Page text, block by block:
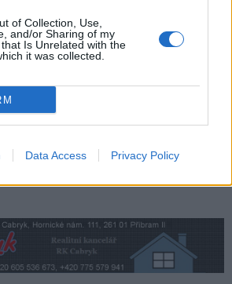
of Collection, Use,
and/or Sharing of my
Is Unrelated with the
it was collected.
Data Access Privacy Policy
karta láká na slevy v Brdech i na
Přibyly nové zážitky i partneři